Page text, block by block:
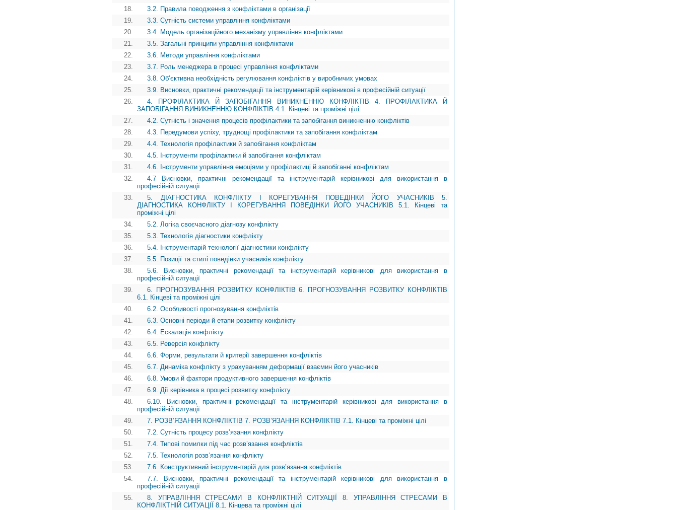
18.
3.2. Правила поводження з конфліктами в організації
19.
3.3. Сутність системи управління конфліктами
20.
3.4. Модель організаційного механізму управління конфліктами
21.
3.5. Загальні принципи управління конфліктами
22.
3.6. Методи управління конфліктами
23.
3.7. Роль менеджера в процесі управління конфліктами
24.
3.8. Об’єктивна необхідність регулювання конфліктів у виробничих умовах
25.
3.9. Висновки, практичні рекомендації та інструментарій керівникові в професійній ситуації
26.
4. ПРОФІЛАКТИКА Й ЗАПОБІГАННЯ ВИНИКНЕННЮ КОНФЛІКТІВ 4. ПРОФІЛАКТИКА Й
ЗАПОБІГАННЯ ВИНИКНЕННЮ КОНФЛІКТІВ 4.1. Кінцеві та проміжні цілі
27.
4.2. Сутність і значення процесів профілактики та запобігання виникненню конфліктів
28.
4.3. Передумови успіху, труднощі профілактики та запобігання конфліктам
29.
4.4. Технологія профілактики й запобігання конфліктам
30.
4.5. Інструменти профілактики й запобігання конфліктам
31.
4.6. Інструменти управління емоціями у профілактиці й запобіганні конфліктам
32.
4.7 Висновки, практичні рекомендації та інструментарій керівникові для використання в
професійній ситуації
33.
5. ДІАГНОСТИКА КОНФЛІКТУ І КОРЕГУВАННЯ ПОВЕДІНКИ ЙОГО УЧАСНИКІВ 5.
ДІАГНОСТИКА КОНФЛІКТУ І КОРЕГУВАННЯ ПОВЕДІНКИ ЙОГО УЧАСНИКІВ 5.1. Кінцеві та
проміжні цілі
34.
5.2. Логіка своєчасного діагнозу конфлікту
35.
5.3. Технологія діагностики конфлікту
36.
5.4. Інструментарій технології діагностики конфлікту
37.
5.5. Позиції та стилі поведінки учасників конфлікту
38.
5.6. Висновки, практичні рекомендації та інструментарій керівникові для використання в
професійній ситуації
39.
6. ПРОГНОЗУВАННЯ РОЗВИТКУ КОНФЛІКТІВ 6. ПРОГНОЗУВАННЯ РОЗВИТКУ КОНФЛІКТІВ
6.1. Кінцеві та проміжні цілі
40.
6.2. Особливості прогнозування конфліктів
41.
6.3. Основні періоди й етапи розвитку конфлікту
42.
6.4. Ескалація конфлікту
43.
6.5. Реверсія конфлікту
44.
6.6. Форми, результати й критерії завершення конфліктів
45.
6.7. Динаміка конфлікту з урахуванням деформації взаємин його учасників
46.
6.8. Умови й фактори продуктивного завершення конфліктів
47.
6.9. Дії керівника в процесі розвитку конфлікту
48.
6.10. Висновки, практичні рекомендації та інструментарій керівникові для використання в
професійній ситуації
49.
7. РОЗВ’ЯЗАННЯ КОНФЛІКТІВ 7. РОЗВ’ЯЗАННЯ КОНФЛІКТІВ 7.1. Кінцеві та проміжні цілі
50.
7.2. Сутність процесу розв’язання конфлікту
51.
7.4. Типові помилки під час розв’язання конфліктів
52.
7.5. Технологія розв’язання конфлікту
53.
7.6. Конструктивний інструментарій для розв’язання конфліктів
54.
7.7. Висновки, практичні рекомендації та інструментарій керівникові для використання в
професійній ситуації
55.
8. УПРАВЛІННЯ СТРЕСАМИ В КОНФЛІКТНІЙ СИТУАЦІЇ 8. УПРАВЛІННЯ СТРЕСАМИ В
КОНФЛІКТНІЙ СИТУАЦІЇ 8.1. Кінцева та проміжні цілі